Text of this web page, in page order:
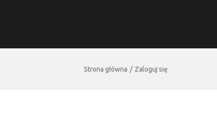
Strona główna Zaloguj się